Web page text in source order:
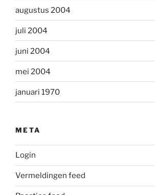
augustus 2004
juli 2004
juni 2004
mei 2004
januari 1970
META
Login
Vermeldingen feed